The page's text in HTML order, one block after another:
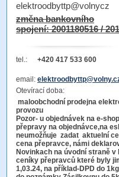
elektroodbyttp@volnycz
změna bankovního
spojení: 2001180516 /
tel.: +420 417 533 600
email:
Otevírací doba:
maloobchodní prodejna
Pozor- u objednávek na e-
přepravy na objednávce,na
neumožňuje zadat aktuelní
cena přepravce, námi
Novinkach na úvodní straně v
ceníky přepravců které byly
1,03.24, na příklad-DPD do